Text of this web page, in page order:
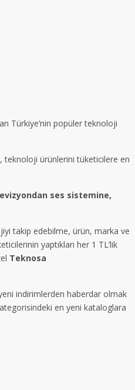
Türkiye’nin popüler teknoloji
teknoloji ürünlerini tüketicilere en
ses sistemine,
takip edebilme, ürün, marka ve
yaptıkları her 1 TL’lik
Teknosa
indirimlerden haberdar olmak
en yeni kataloglara